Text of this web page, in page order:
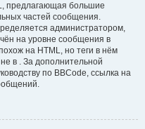
предлагающая большие
частей сообщения.
администратором,
на уровне сообщения в
на HTML, но теги в нём
в . За дополнительной
по BBCode, ссылка на